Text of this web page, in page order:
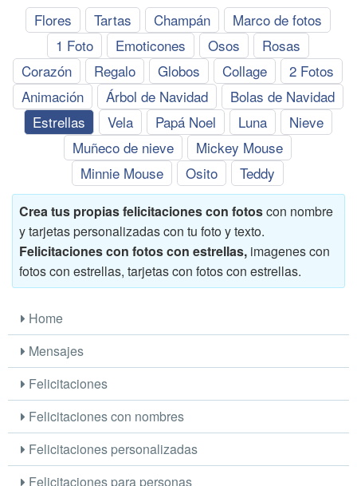
Flores Tartas Champán
Marco de fotos
1 Foto
Emoticones Osos
Rosas
Corazón
Regalo Globos Collage
2 Fotos
Animación
Árbol de Navidad
Bolas de Navidad
Estrellas
Vela Papá Noel Luna
Nieve
Muñeco de nieve
Mickey Mouse
Minnie Mouse
Osito Teddy
Crea tus propias felicitaciones con fotoscon nombre
y tarjetas personalizadas con tu foto y texto.
Felicitaciones con fotos con estrellas, imagenes con
fotos con estrellas, tarjetas con fotos con estrellas.
Home
Mensajes
Felicitaciones
Felicitaciones con nombres
Felicitaciones personalizadas
Felicitaciones para personas